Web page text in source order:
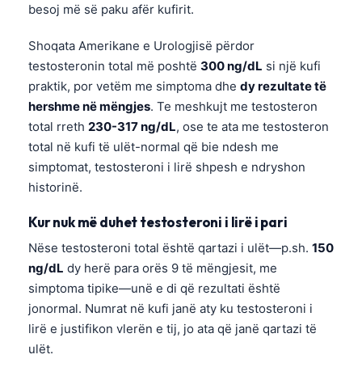
besoj më së paku afër kufirit.
Shoqata Amerikane e Urologjisë përdor
testosteronin total më poshtë 300 ng/dL si një kufi
praktik, por vetëm me simptoma dhe dy rezultate të
hershme në mëngjes. Te meshkujt me testosteron
total rreth 230-317 ng/dL, ose te ata me testosteron
total në kufi të ulët-normal që bie ndesh me
simptomat, testosteroni i lirë shpesh e ndryshon
historinë.
Kur nuk më duhet testosteroni i lirë i pari
Nëse testosteroni total është qartazi i ulët—p.sh. 150
ng/dL dy herë para orës 9 të mëngjesit, me
simptoma tipike—unë e di që rezultati është
jonormal. Numrat në kufi janë aty ku testosteroni i
lirë e justifikon vlerën e tij, jo ata që janë qartazi të
ulët.